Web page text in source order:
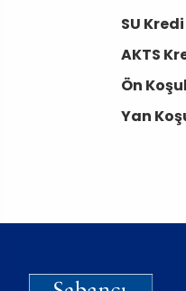
SU Kredi
AKTS
Ön
Yan